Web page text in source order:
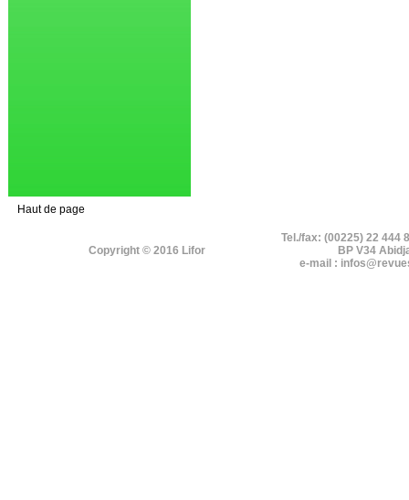
Haut de page
Copyright © 2016 Lifor
Tel./fax: (00225) 22 444
BP V34
e-mail :